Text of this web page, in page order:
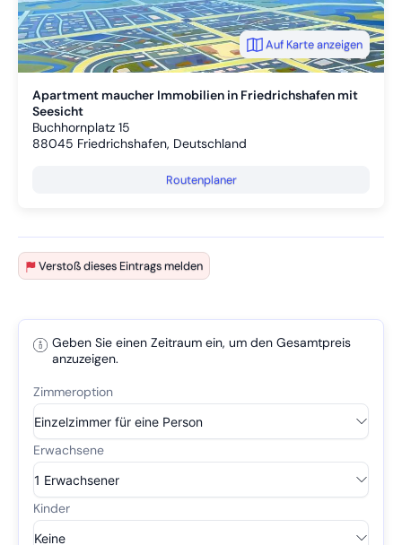
Apartment maucher Immobilien in Friedrichshafen mit
Seesicht
Buchhornplatz 15
88045 Friedrichshafen, Deutschland
Routenplaner
Auf Karte anzeigen
Verstoß dieses Eintrags melden
Geben Sie einen Zeitraum ein, um den Gesamtpreis
anzuzeigen.